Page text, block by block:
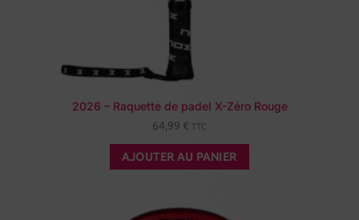
2026 – Raquette de padel X-Zéro Rouge
64,99 € TTC
AJOUTER AU PANIER